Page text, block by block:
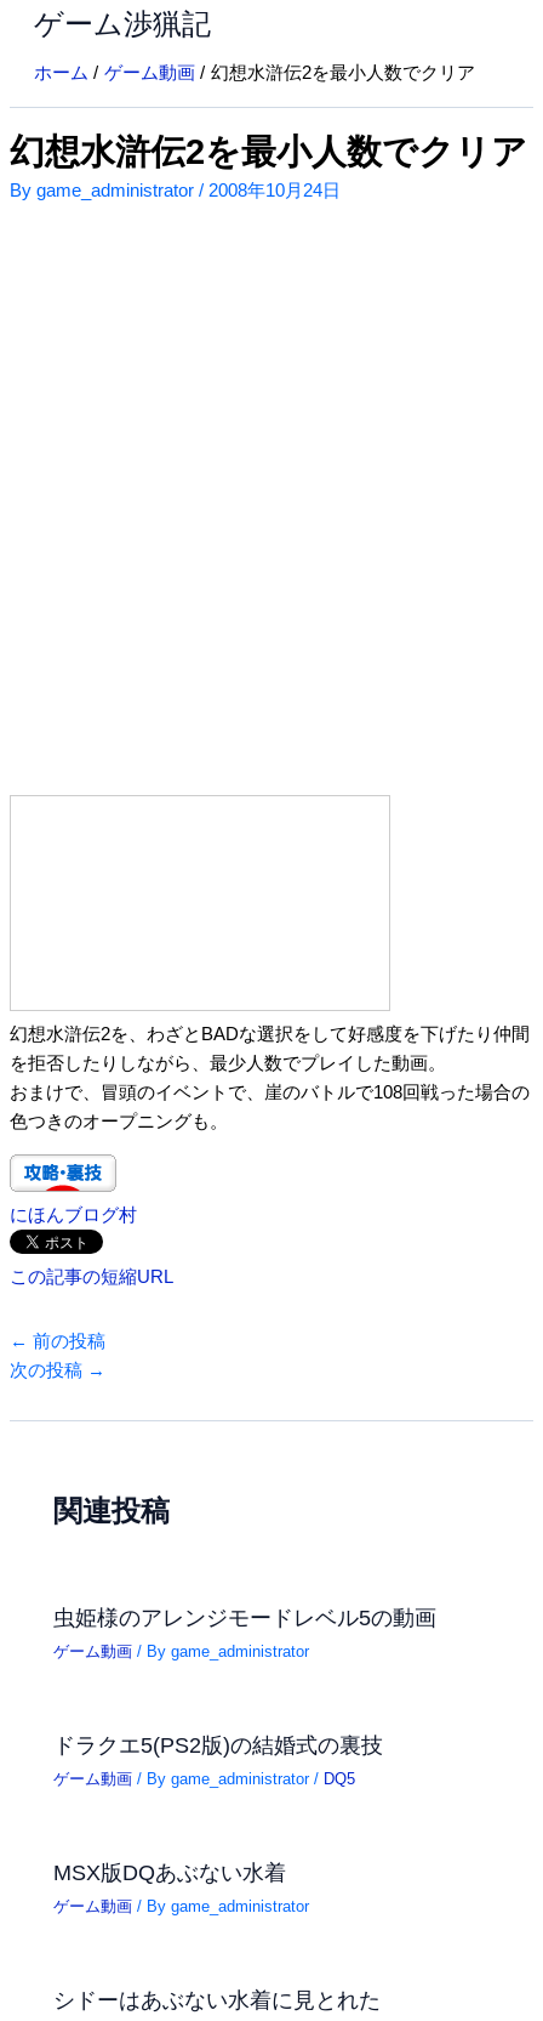
ス
キ
ッ
プ
ゲーム渉猟記
ホーム ゲーム動画 幻想水滸伝2を最小人数でクリア
幻想水滸伝2を最小人数でクリア
By game_administrator / 2008年10月24日
幻想水滸伝2を、わざとBADな選択をして好感度を下げたり仲間
を拒否したりしながら、最少人数でプレイした動画。
おまけで、冒頭のイベントで、崖のバトルで108回戦った場合の
色つきのオープニングも。
にほんブログ村
この記事の短縮URL
← 前の投稿
次の投稿 →
関連投稿
虫姫様のアレンジモードレベル5の動画
ゲーム動画 / Bygame_administrator
ドラクエ5(PS2版)の結婚式の裏技
ゲーム動画 / Bygame_administrator/ DQ5
MSX版DQあぶない水着
ゲーム動画 / Bygame_administrator
シドーはあぶない水着に見とれた